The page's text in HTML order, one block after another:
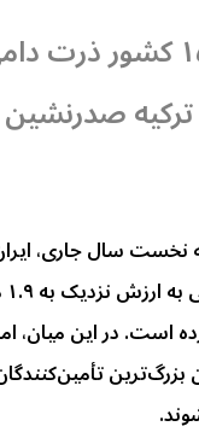
ایران از ۱۵ کشور
ترکیه
است. در این میان،
بزرگ‌ترین